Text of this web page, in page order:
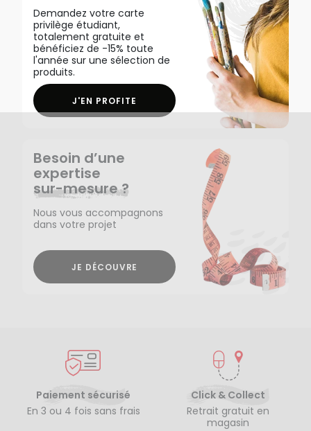
Demandez votre carte
privilège étudiant,
totalement gratuite et
bénéficiez de -15% toute
l'année sur une sélection de
produits.
J'EN PROFITE
Besoin d’une
expertise
sur-mesure ?
Nous vous accompagnons
dans votre projet
JE DÉCOUVRE
Paiement sécurisé
En 3 ou 4 fois sans frais
Click & Collect
Retrait gratuit en
magasin